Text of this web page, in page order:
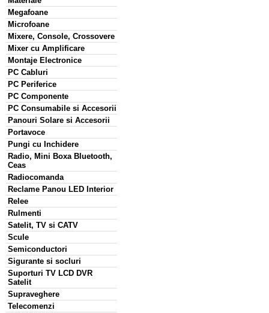
Megafoane
Microfoane
Mixere, Console, Crossovere
Mixer cu Amplificare
Montaje Electronice
PC Cabluri
PC Periferice
PC Componente
PC Consumabile si Accesorii
Panouri Solare si Accesorii
Portavoce
Pungi cu Inchidere
Radio, Mini Boxa Bluetooth,
Ceas
Radiocomanda
Reclame Panou LED Interior
Relee
Rulmenti
Satelit, TV si CATV
Scule
Semiconductori
Sigurante si socluri
Suporturi TV LCD DVR
Satelit
Supraveghere
Telecomenzi